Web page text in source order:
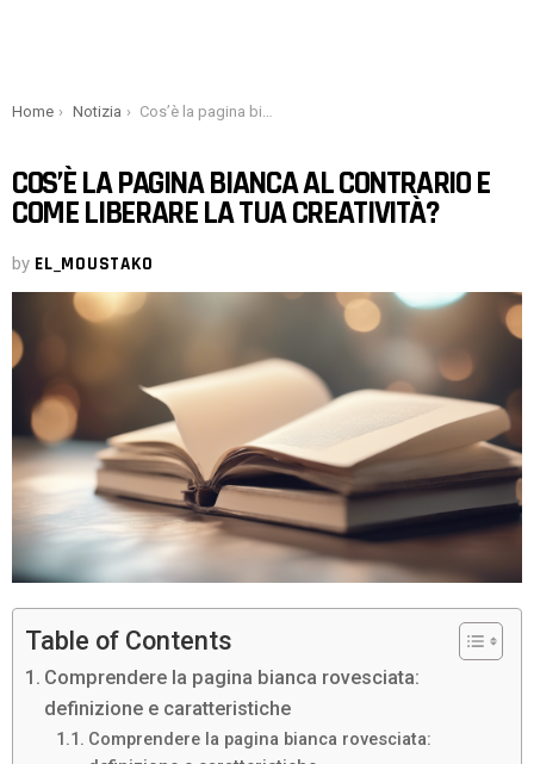
You are here:
Home Notizia Cos’è la pagina bianca al contrario e come liberare la tua creatività?
COS’È LA PAGINA BIANCA AL CONTRARIO E
COME LIBERARE LA TUA CREATIVITÀ?
by EL_MOUSTAKO
Table of Contents
Comprendere la pagina bianca rovesciata:
definizione e caratteristiche
Comprendere la pagina bianca rovesciata: